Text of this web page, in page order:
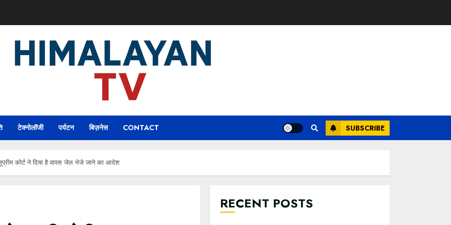
टेक्नोलॉजी पर्यटन बिज़नेस CONTACT SUBSCRIBE
कोर्ट ने दिया है वापस जेल भेजे जाने का आदेश
RECENT POSTS